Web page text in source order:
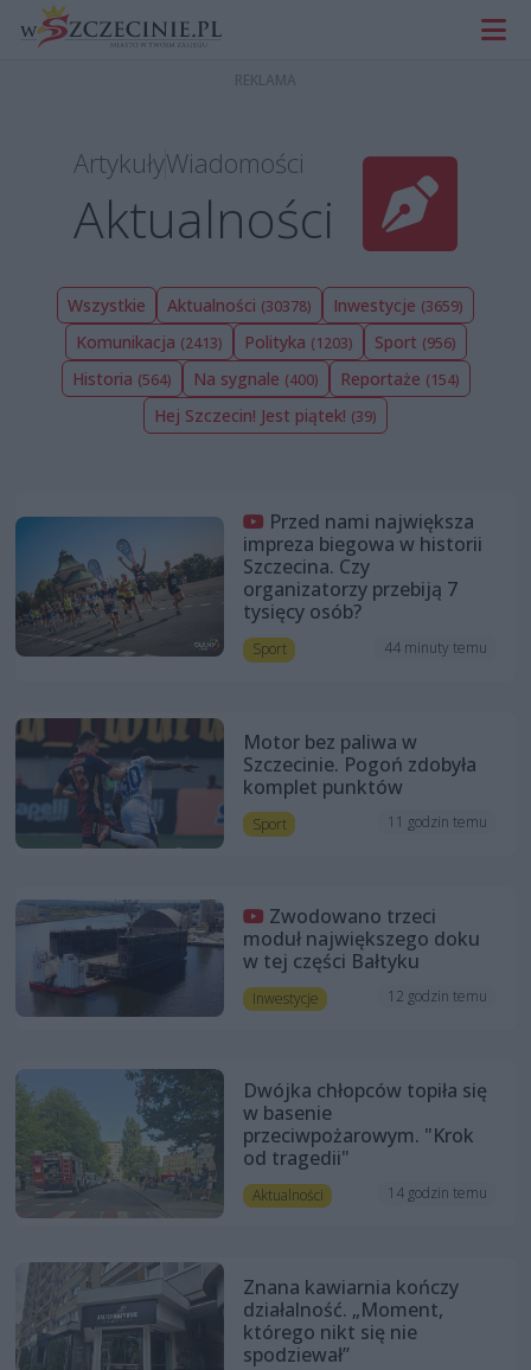
ArtykułyWiadomości
Aktualności
Wszystkie Aktualności (30378) Inwestycje (3659)
Komunikacja (2413) Polityka (1203) Sport (956)
Historia (564) Na sygnale (400) Reportaże (154)
Hej Szczecin! Jest piątek! (39)
Przed nami największa
impreza biegowa w historii
Szczecina. Czy
organizatorzy przebiją 7
tysięcy osób?
Sport 44 minuty temu
Motor bez paliwa w
Szczecinie. Pogoń zdobyła
komplet punktów
Sport 11 godzin temu
Zwodowano trzeci
moduł największego doku
w tej części Bałtyku
Inwestycje 12 godzin temu
Dwójka chłopców topiła się
w basenie
przeciwpożarowym. "Krok
od tragedii"
Aktualności 14 godzin temu
Znana kawiarnia kończy
działalność. „Moment,
którego nikt się nie
spodziewał”